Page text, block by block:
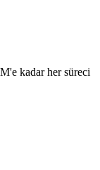
kadar her süreci